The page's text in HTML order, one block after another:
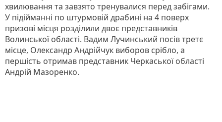
хвилювання та завзято тренувалися перед забігами.
У підійманні по штурмовій драбині на 4 поверх
призові місця розділили двоє представників
Волинської області. Вадим Лучинський посів третє
місце, Олександр Андрійчук виборов срібло, а
першість отримав представник Черкаської області
Андрій Мазоренко.